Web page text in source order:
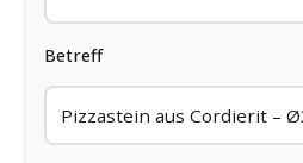
Betreff